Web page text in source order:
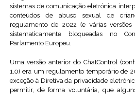
sistemas de comunicação eletrónica
conteúdos de abuso sexual de
regulamento de 2022 (e várias versões
sistematicamente bloqueadas no
Parlamento Europeu.
Uma versão anterior do ChatControl
1.0) era um regulamento temporário de
exceção à Diretiva da privacidade
permitir, de forma voluntária, que